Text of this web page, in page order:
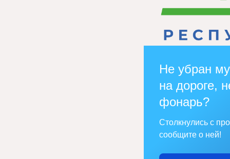
Не убран
на дороге,
фонарь?
Столкнулись с
сообщите о ней!